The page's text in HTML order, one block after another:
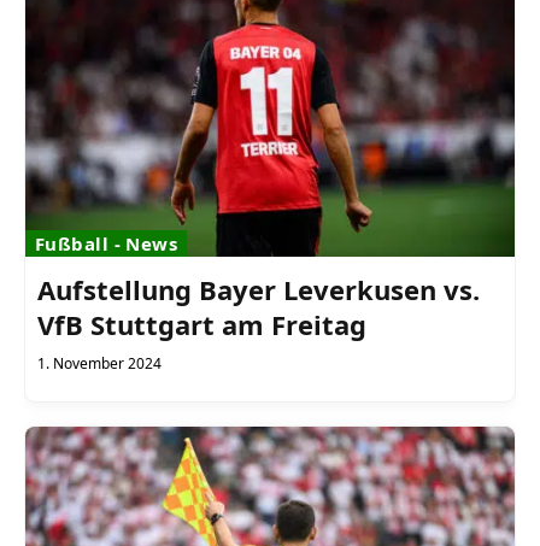
Fußball - News
Aufstellung Bayer Leverkusen vs.
VfB Stuttgart am Freitag
1. November 2024